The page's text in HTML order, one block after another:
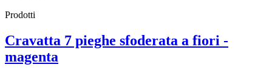
Prodotti
Cravatta 7 pieghe sfoderata a fiori -
magenta